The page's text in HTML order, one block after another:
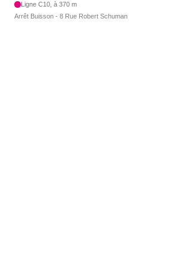
Ligne C10, à 370 m
Arrêt Buisson - 8 Rue Robert Schuman